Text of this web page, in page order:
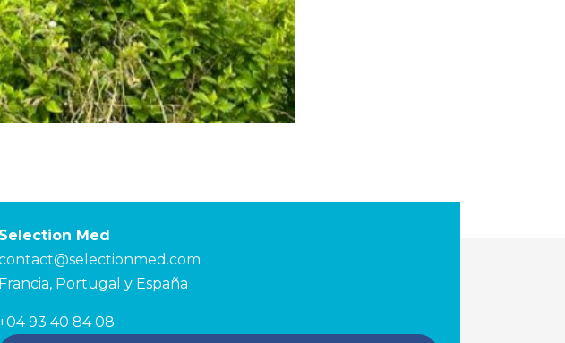
Selection Med
Francia, Portugal y España
93 40 84 08